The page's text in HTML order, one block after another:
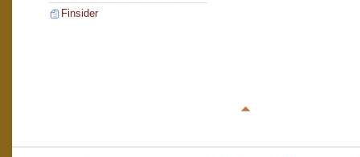
Finsider